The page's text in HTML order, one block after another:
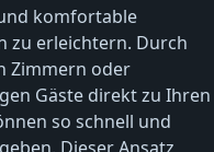
komfortable
zu erleichtern. Durch
Zimmern oder
Gäste direkt zu Ihren
so schnell und